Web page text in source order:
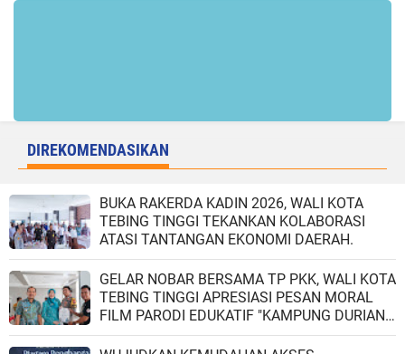
DIREKOMENDASIKAN
BUKA RAKERDA KADIN 2026, WALI KOTA
TEBING TINGGI TEKANKAN KOLABORASI
ATASI TANTANGAN EKONOMI DAERAH.
GELAR NOBAR BERSAMA TP PKK, WALI KOTA
TEBING TINGGI APRESIASI PESAN MORAL
FILM PARODI EDUKATIF "KAMPUNG DURIAN
GAK JADI RUNTUH.